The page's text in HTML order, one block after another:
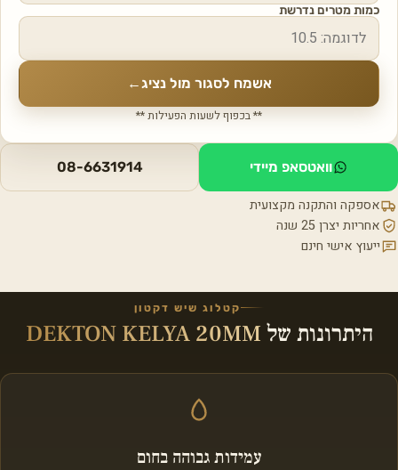
כמות מטרים נדרשת
אשמח לסגור מול נציג←
** בכפוף לשעות הפעילות **
וואטסאפ מיידי 08-6631914
אספקה והתקנה מקצועית
אחריות יצרן 25 שנה
ייעוץ אישי חינם
קטלוג שיש דקטון
היתרונות של DEKTON KELYA 20MM
עמידות גבוהה בחום